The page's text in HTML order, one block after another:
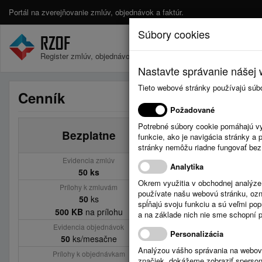
Portál na zverejňovanie zmlúv, objednávok a faktúr.
Register zmlúv, objednávok a faktúr.
Cenník
Bezplatne
Evidencia zmlúv
50 ks
Prílohy k zmluvám
50 ks
500 KB na prílohu
Evidencia objednávok
50 ks/mesačne
Prílohy k objednávkam
Základ (15€ /
Prílohy k zmluvám
200ks
1024 KB na
200ks/mesačne
Prílohy k
Súbory cookies
Nastavte správanie
Tieto webové stránky používajú
Požadované
Potrebné súbory cookie pomáhajú
funkcie, ako je navigácia stránky a
stránky nemôžu riadne fungovať
Analytika
Okrem využitia v obchodnej
používate našu webovú stránku,
spĺňajú svoju funkciu a sú veľmi
a na základe nich nie sme schopní
Personalizácia
Analýzou vášho správania na